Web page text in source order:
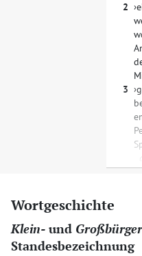
2
3
Wortgeschichte
Klein- und Großbürger
Standesbezeichnung